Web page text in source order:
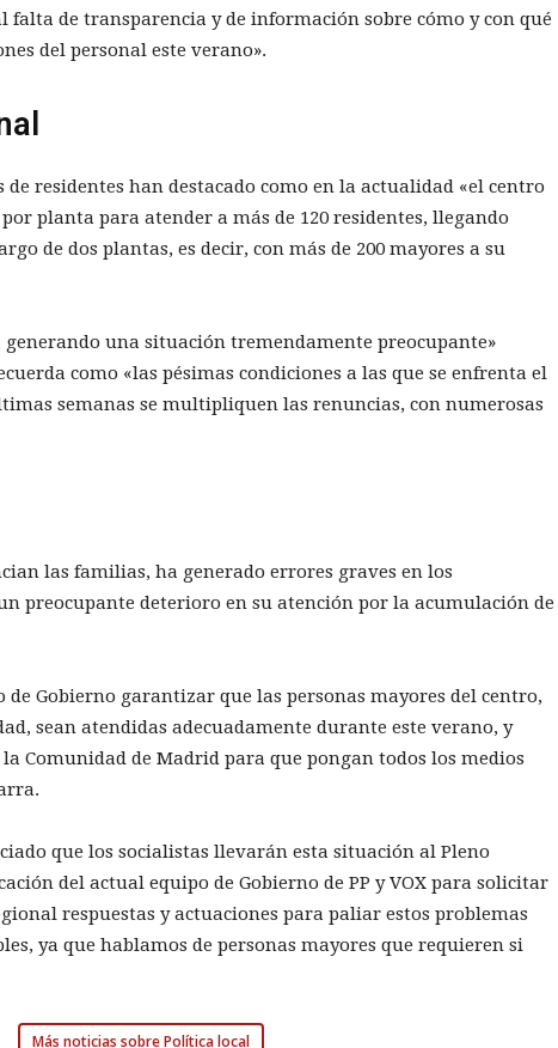
falta de transparencia y de información sobre cómo y con qué
del personal este verano».
residentes han destacado como en la actualidad «el centro
planta para atender a más de 120 residentes, llegando
de dos plantas, es decir, con más de 200 mayores a su
generando una situación tremendamente preocupante»
como «las pésimas condiciones a las que se enfrenta el
semanas se multipliquen las renuncias, con numerosas
las familias, ha generado errores graves en los
preocupante deterioro en su atención por la acumulación de
de Gobierno garantizar que las personas mayores del centro,
sean atendidas adecuadamente durante este verano, y
Comunidad de Madrid para que pongan todos los medios
que los socialistas llevarán esta situación al Pleno
del actual equipo de Gobierno de PP y VOX para solicitar
respuestas y actuaciones para paliar estos problemas
ya que hablamos de personas mayores que requieren si
Más noticias sobre Política local